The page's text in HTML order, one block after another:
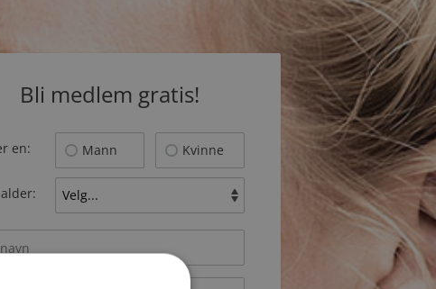
Bli medlem gratis!
en: Mann Kvinne